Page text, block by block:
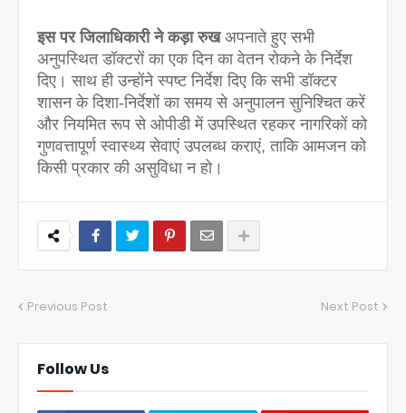
इस पर जिलाधिकारी ने कड़ा रुख अपनाते हुए सभी
अनुपस्थित डॉक्टरों का एक दिन का वेतन रोकने के निर्देश
दिए। साथ ही उन्होंने स्पष्ट निर्देश दिए कि सभी डॉक्टर
शासन के दिशा-निर्देशों का समय से अनुपालन सुनिश्चित करें
और नियमित रूप से ओपीडी में उपस्थित रहकर नागरिकों को
गुणवत्तापूर्ण स्वास्थ्य सेवाएं उपलब्ध कराएं, ताकि आमजन को
किसी प्रकार की असुविधा न हो।
Previous Post Next Post
Follow Us